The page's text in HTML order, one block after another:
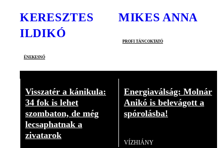
KERESZTES
ILDIKÓ
énekesnő
MIKES ANNA
profi táncoktató
Visszatér a kánikula:
34 fok is lehet
szombaton, de még
lecsaphatnak a
zivatarok
Energiaválság: Molnár
Anikó is belevágott a
spórolásba!
VÍZHIÁNY